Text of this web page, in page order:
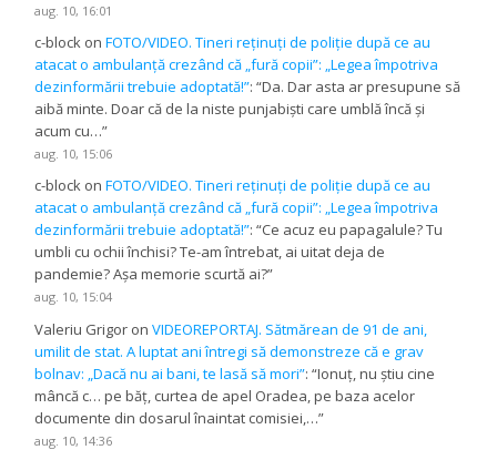
aug. 10, 16:01
c-block onFOTO/VIDEO. Tineri reținuți de poliție după ce au
atacat o ambulanță crezând că „fură copii”: „Legea împotriva
dezinformării trebuie adoptată!”: “Da. Dar asta ar presupune să
aibă minte. Doar că de la niste punjabiști care umblă încă și
acum cu…”
aug. 10, 15:06
c-block onFOTO/VIDEO. Tineri reținuți de poliție după ce au
atacat o ambulanță crezând că „fură copii”: „Legea împotriva
dezinformării trebuie adoptată!”: “Ce acuz eu papagalule? Tu
umbli cu ochii închisi? Te-am întrebat, ai uitat deja de
pandemie? Așa memorie scurtă ai?”
aug. 10, 15:04
Valeriu Grigor onVIDEOREPORTAJ. Sătmărean de 91 de ani,
umilit de stat. A luptat ani întregi să demonstreze că e grav
bolnav: „Dacă nu ai bani, te lasă să mori”: “Ionuț, nu știu cine
mâncă c… pe băț, curtea de apel Oradea, pe baza acelor
documente din dosarul înaintat comisiei,…”
aug. 10, 14:36